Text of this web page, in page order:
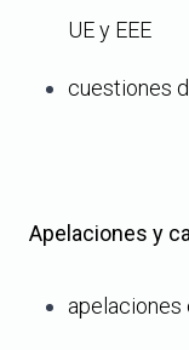
UE y EEE
cuestiones
Apelaciones y
apelaciones